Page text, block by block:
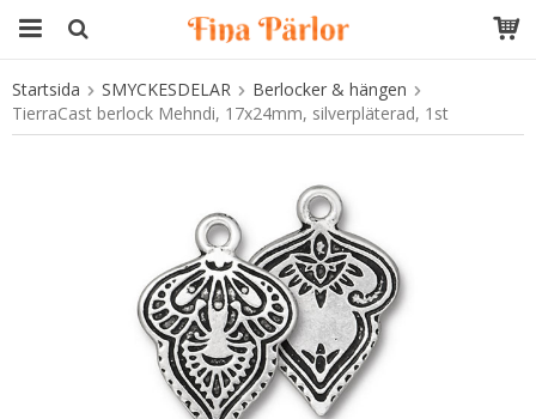
Produkten har blivit tillagd i varukorgen
Startsida SMYCKESDELAR
Berlocker & hängen
TierraCast berlock Mehndi, 17x24mm, silverpläterad, 1st